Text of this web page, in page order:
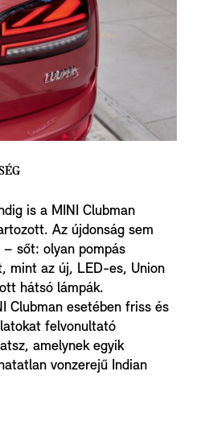
is a MINI Clubman
Az újdonság sem
sőt: olyan pompás
mint az új, LED-es, Union
hátsó lámpák.
Clubman esetében friss és
felvonultató
amelynek egyik
vonzerejű Indian